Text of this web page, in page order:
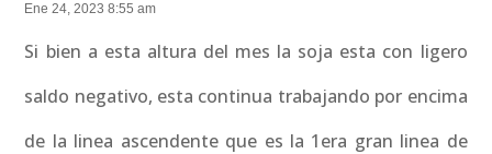
Ene 24, 2023 8:55 am
Si bien a esta altura del mes la soja esta con ligero
saldo negativo, esta continua trabajando por encima
de la linea ascendente que es la 1era gran linea de